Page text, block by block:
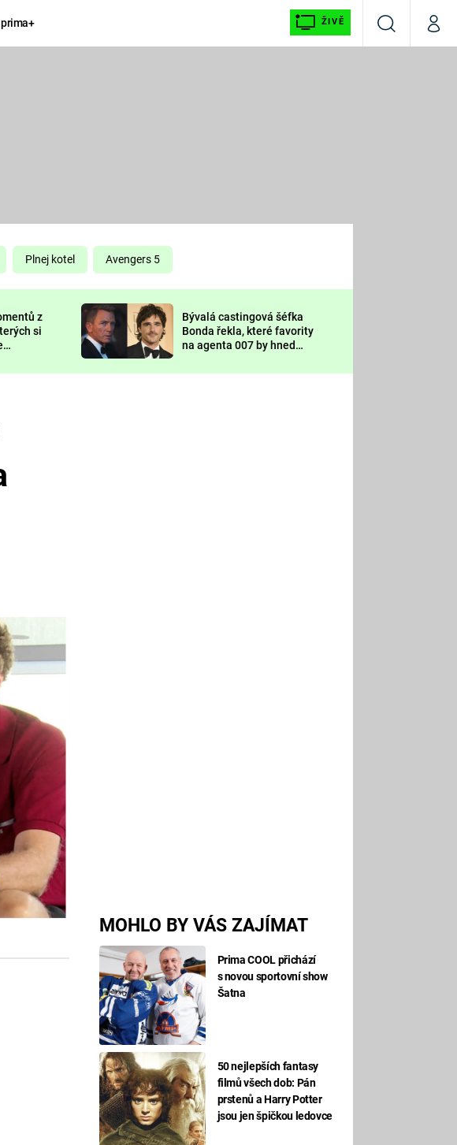
ŽIVĚ
VyhledáváníMůj
KOMEDIE
CHUCK
NORRIS
DEADPOOL
Prima LAJK
Sledujte nás
Plnej kotel Avengers 5
z
si
Bývalá castingová šéfka
Bonda řekla, které favority
na agenta 007 by hned
MOHLO BY VÁS ZAJÍMAT
Prima COOL přichází
s novou sportovní show
Šatna
50 nejlepších fantasy
filmů všech dob: Pán
prstenů a Harry Potter
jsou jen špičkou ledovce